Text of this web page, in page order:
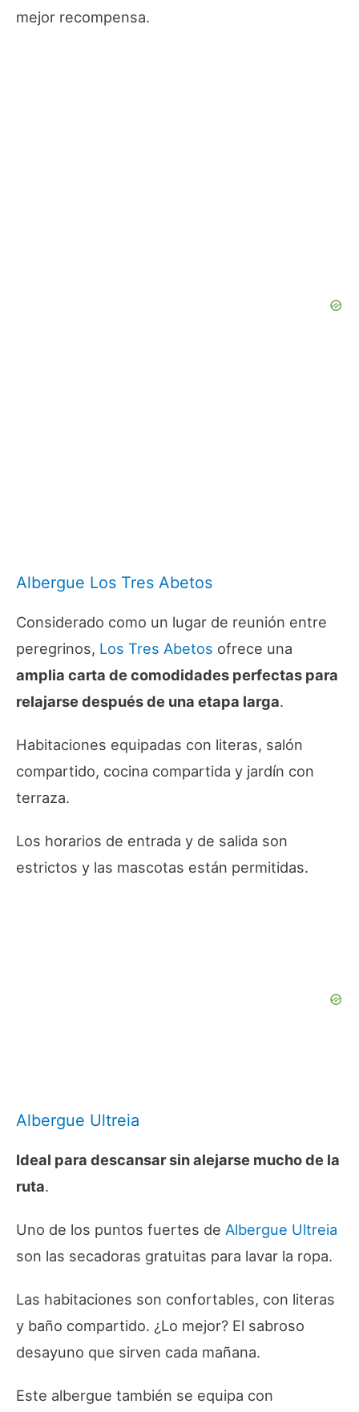
mejor recompensa.
Albergue Los Tres Abetos
Considerado como un lugar de reunión entre
peregrinos, Los Tres Abetos ofrece una
amplia carta de comodidades perfectas para
relajarse después de una etapa larga.
Habitaciones equipadas con literas, salón
compartido, cocina compartida y jardín con
terraza.
Los horarios de entrada y de salida son
estrictos y las mascotas están permitidas.
Albergue Ultreia
Ideal para descansar sin alejarse mucho de la
ruta.
Uno de los puntos fuertes de Albergue Ultreia
son las secadoras gratuitas para lavar la ropa.
Las habitaciones son confortables, con literas
y baño compartido. ¿Lo mejor? El sabroso
desayuno que sirven cada mañana.
Este albergue también se equipa con